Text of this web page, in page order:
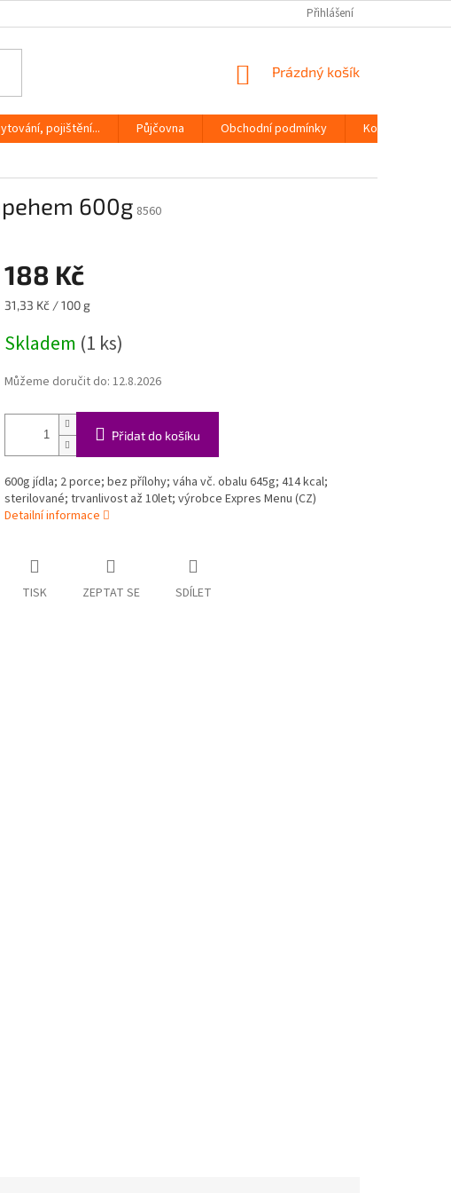
Přihlášení
NÁKUPNÍ
Prázdný košík
pojištění... Půjčovna Obchodní podmínky
Kontakty
600g 8560
188 Kč
Měrná
31,33 Kč / 100 g
Skladem (1 ks)
Můžeme doručit do: 12.8.2026
Přidat do košíku
600g jídla; 2 porce; bez přílohy; váha vč. obalu 645g; 414 kcal;
sterilované; trvanlivost až 10let; výrobce Expres Menu (CZ)
Detailní informace
TISK ZEPTAT SE SDÍLET